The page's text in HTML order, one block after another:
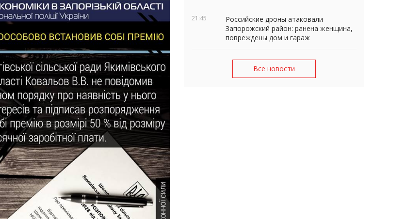
21:45
Российские дроны атаковали
Запорожский район: ранена женщина,
повреждены дом и гараж
Все новости